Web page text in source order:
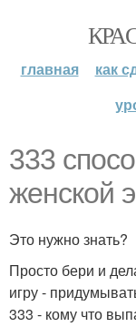
главная как
333
женской
Это нужно знать?
Просто бери и
игру -
333 - кому что